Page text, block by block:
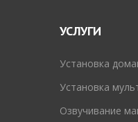
УСЛУГИ
Установка
Установка
Озвучивание